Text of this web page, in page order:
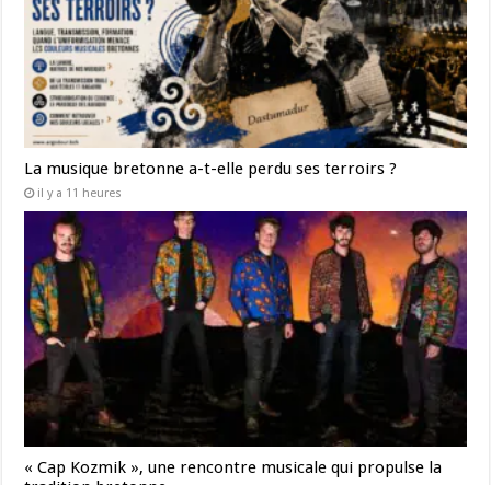
La musique bretonne a-t-elle perdu ses terroirs ?
il y a 11 heures
« Cap Kozmik », une rencontre musicale qui propulse la